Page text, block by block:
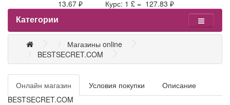
13.67 ₽ Курс: 1 £ = 127.83 ₽
Категории
Магазины online
BESTSECRET.COM
Онлайн магазин Условия покупки
Описание
BESTSECRET.COM